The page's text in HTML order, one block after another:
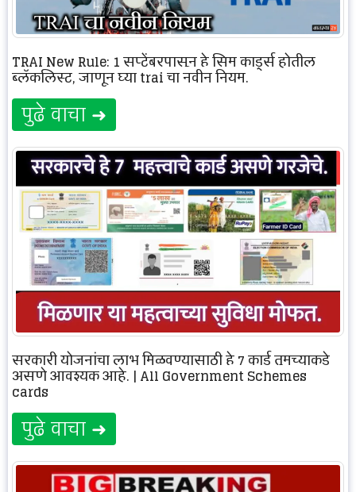
TRAI New Rule: 1 सप्टेंबरपासून हे सिम कार्ड्स होतील
ब्लॅकलिस्ट, जाणून घ्या trai चा नवीन नियम.
पुढे वाचा ➜
सरकारी योजनांचा लाभ मिळवण्यासाठी हे 7 कार्ड तुमच्याकडे
असणे आवश्यक आहे. | All Government Schemes
cards
पुढे वाचा ➜